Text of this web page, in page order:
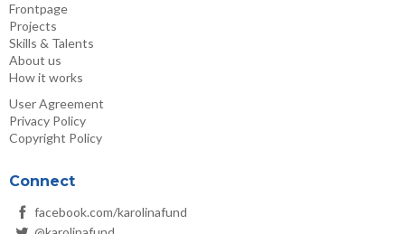
Frontpage
Projects
Skills & Talents
About us
How it works
User Agreement
Privacy Policy
Copyright Policy
Connect
facebook.com/karolinafund